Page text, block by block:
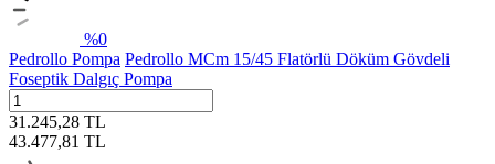
%0
Pedrollo Pompa Pedrollo MCm 15/45 Flatörlü Döküm Gövdeli
Foseptik Dalgıç Pompa
31.245,28 TL
43.477,81 TL